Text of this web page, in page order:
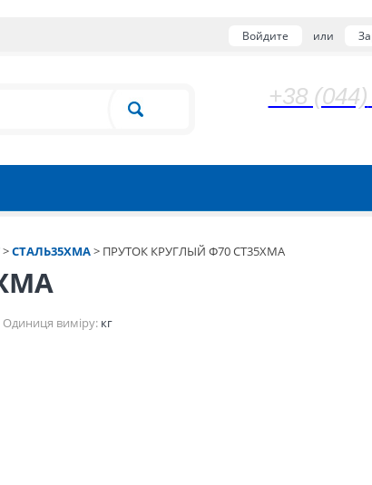
Войдите или
+38 (044)
>СТАЛЬ35ХМА> ПРУТОК КРУГЛЫЙ Ф70 СТ35ХМА
Одиниця виміру:кг